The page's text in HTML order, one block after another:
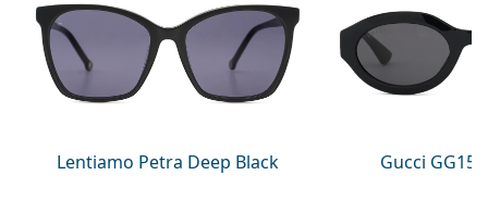
Persol
Prada
Toutes les marques
Lentiamo Petra Deep Black Gucci